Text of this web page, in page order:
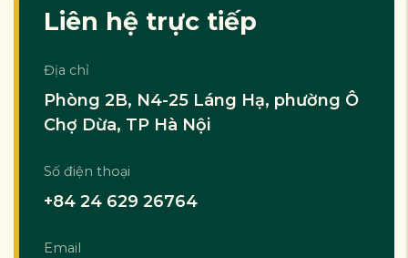
Liên hệ trực tiếp
Địa chỉ
Phòng 2B, N4-25 Láng Hạ, phường Ô
Chợ Dừa, TP Hà Nội
Số điện thoại
+84 24 629 26764
Email